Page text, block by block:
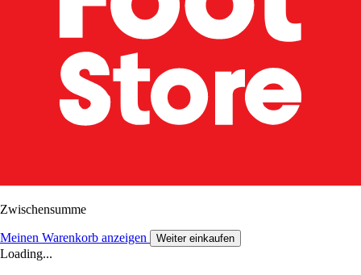
Zwischensumme
Meinen Warenkorb anzeigen Weiter einkaufen
Loading...